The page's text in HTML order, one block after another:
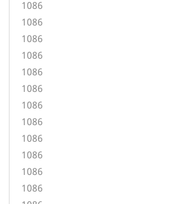
1086
1086
1086
1086
1086
1086
1086
1086
1086
1086
1086
1086